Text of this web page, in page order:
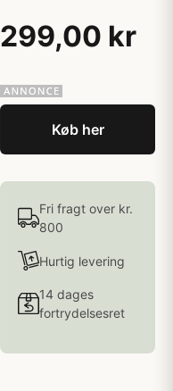
299,00 kr
Køb her
Fri fragt over kr.
800
Hurtig levering
14 dages
fortrydelsesret